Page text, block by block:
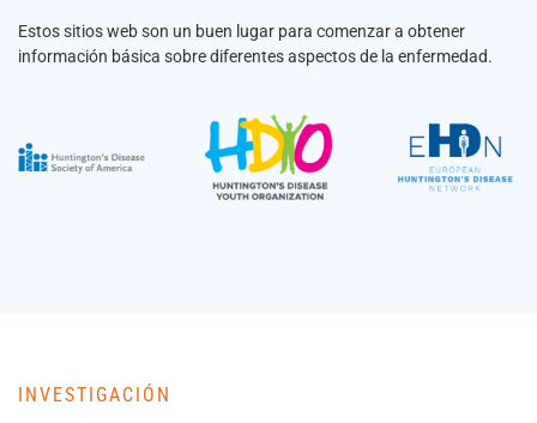
Estos sitios web son un buen lugar para comenzar a obtener
información básica sobre diferentes aspectos de la enfermedad.
INVESTIGACIÓN